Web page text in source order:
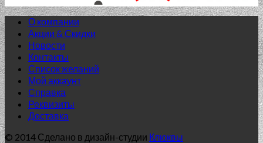
О компании
Акции & Скидки
Новости
Контакты
Список желаний
Мой аккаунт
Справка
Реквизиты
Доставка
© 2014 Сделано в дизайн-студии Клюквы